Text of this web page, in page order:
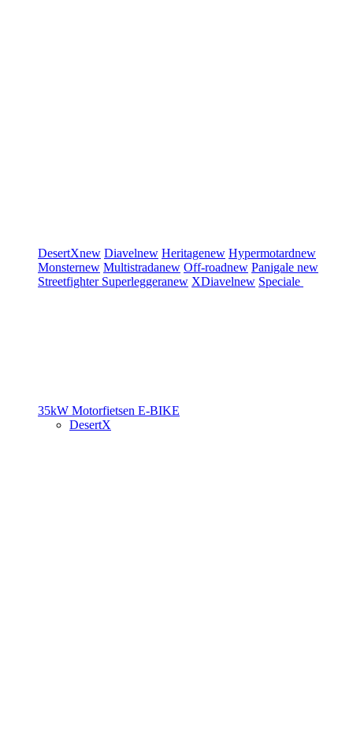
DesertXnew Diavelnew Heritagenew Hypermotardnew
Monsternew Multistradanew Off-roadnew Panigale new
Streetfighter Superleggeranew XDiavelnew Speciale
35kW Motorfietsen E-BIKE
DesertX